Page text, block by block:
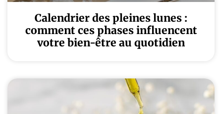
Calendrier des pleines lunes :
comment ces phases influencent
votre bien-être au quotidien